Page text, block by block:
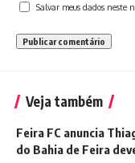
Salvar meus dados neste
Veja também
Feira FC anuncia
do Bahia de Feira